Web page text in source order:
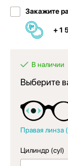
Закажите
+ 1
В наличии
Выберите
Правая линза
Цилиндр (cyl)